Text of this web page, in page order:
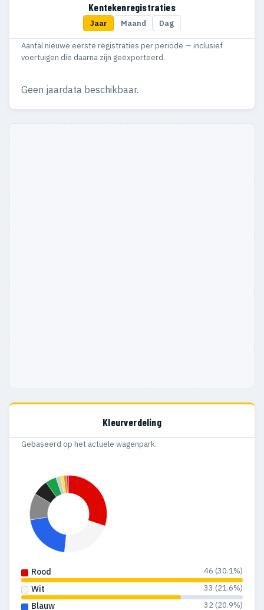
Kentekenregistraties
Jaar Maand Dag
Aantal nieuwe eerste registraties per periode — inclusief
voertuigen die daarna zijn geëxporteerd.
Geen jaardata beschikbaar.
Kleurverdeling
Gebaseerd op het actuele wagenpark.
Rood 46 (30.1%)
Wit 33 (21.6%)
Blauw 32 (20.9%)